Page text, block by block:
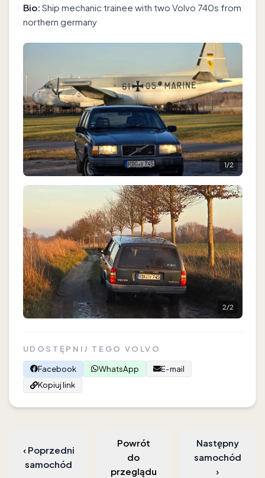
Bio: Ship mechanic trainee with two Volvo 740s from
northern germany
1/2
2/2
UDOSTĘPNIJ TEGO VOLVO
Facebook
WhatsApp
E-mail
Kopiuj link
‹ Poprzedni
samochód
Powrót
do
przeglądu
Następny
samochód
›